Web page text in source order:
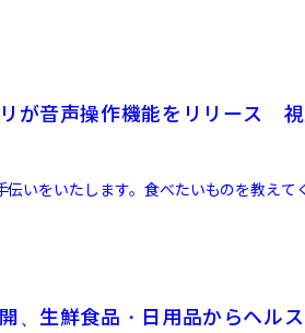
が音声操作機能をリリース
伝いをいたします。食べたいものを教えて
、生鮮食品・日用品からヘル